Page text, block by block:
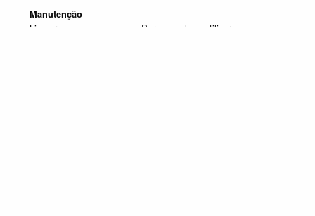
Manutenção
Limpar com um pano seco. Para manchas, utilizar um pano